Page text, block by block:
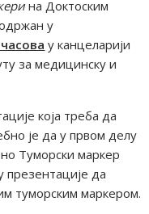
на Доктоским
у
у канцеларији
за медицинску и
која треба да
је да у првом делу
Туморски маркер
презентације да
туморским маркером.